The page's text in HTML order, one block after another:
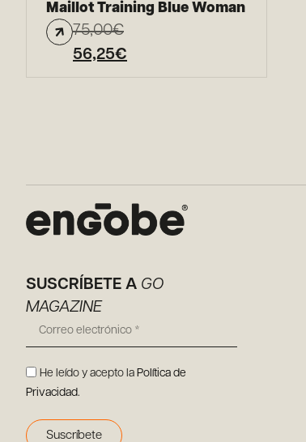
Maillot Training Blue Woman
75,00€
56,25€
SUSCRÍBETE A GO
MAGAZINE
He leído y acepto la Política de
Privacidad.
Suscríbete